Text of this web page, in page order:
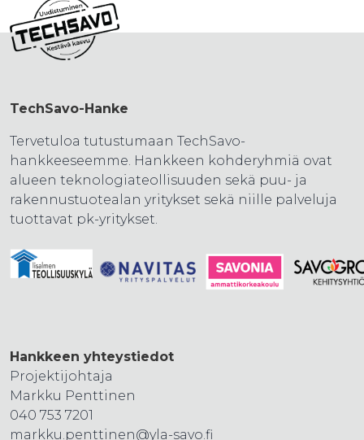
TechSavo-Hanke
Tervetuloa tutustumaan TechSavo-
hankkeeseemme. Hankkeen kohderyhmiä ovat
alueen teknologiateollisuuden sekä puu- ja
rakennustuotealan yritykset sekä niille palveluja
tuottavat pk-yritykset.
Hankkeen yhteystiedot
Projektijohtaja
Markku Penttinen
040 753 7201
markku.penttinen@yla-savo.fi